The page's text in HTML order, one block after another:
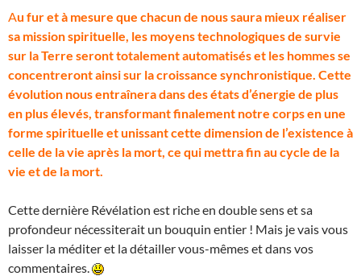
Au fur et à mesure que chacun de nous saura mieux réaliser
sa mission spirituelle, les moyens technologiques de survie
sur la Terre seront totalement automatisés et les hommes se
concentreront ainsi sur la croissance synchronistique. Cette
évolution nous entraînera dans des états d’énergie de plus
en plus élevés, transformant finalement notre corps en une
forme spirituelle et unissant cette dimension de l’existence à
celle de la vie après la mort, ce qui mettra fin au cycle de la
vie et de la mort.
Cette dernière Révélation est riche en double sens et sa
profondeur nécessiterait un bouquin entier ! Mais je vais vous
laisser la méditer et la détailler vous-mêmes et dans vos
commentaires.